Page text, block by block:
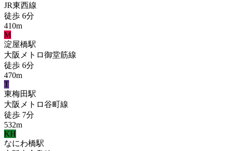
JR東西線
徒歩 6分
410m
M
淀屋橋駅
大阪メトロ御堂筋線
徒歩 6分
470m
T
東梅田駅
大阪メトロ谷町線
徒歩 7分
532m
KH
なにわ橋駅